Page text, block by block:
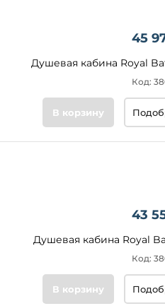
45
Душевая кабина Royal
Код:
В корзину
43
Душевая кабина Royal
Код:
В корзину